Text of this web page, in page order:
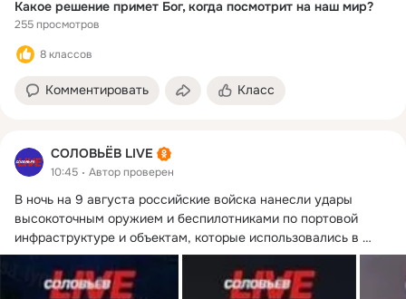
Какое решение примет Бог, когда посмотрит на наш мир?
255 просмотров
8 классов
Комментировать Класс
СОЛОВЬЁВ LIVE
10:45 Автор проверен
В ночь на 9 августа российские войска нанесли удары
высокоточным оружием и беспилотниками по портовой
инфраструктуре и объектам, которые использовались в
интересах ВСУ, сообщили в минобороны РФ. ...